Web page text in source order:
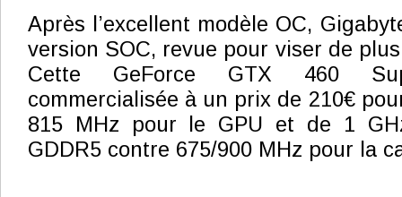
Après l’excellent modèle OC,
version SOC, revue pour viser de
Cette GeForce GTX 460
commercialisée à un prix de 210€
815 MHz pour le GPU et de 1
GDDR5 contre 675/900 MHz pour la